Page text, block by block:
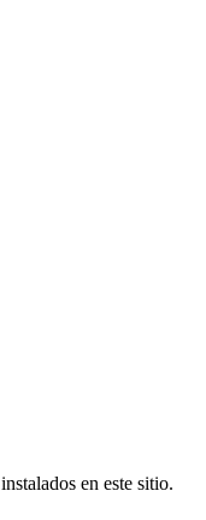
en este sitio.